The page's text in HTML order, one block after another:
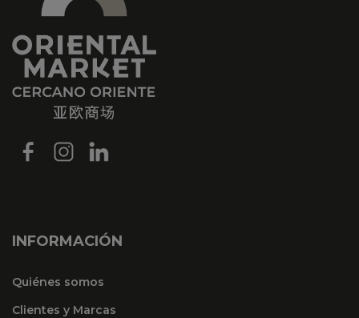
INFORMACIÓN
Quiénes somos
Clientes y Marcas